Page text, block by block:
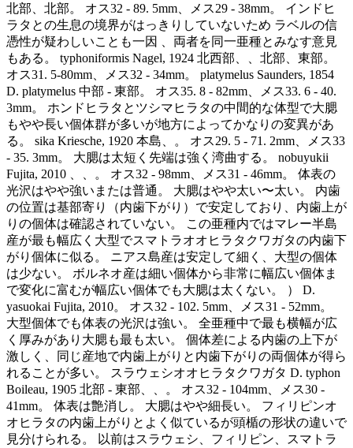
北部、北部。 オス32 - 89. 5mm、メス29 - 38mm。 インドヒ
ラタとの生息の境界がはっきりしていないため ラベルの信
憑性が疑わしいことも一因 、両者を同一亜種とみなす意見
もある。 typhoniformis Nagel, 1924 北西部、、北部、東部。
オス31. 5-80mm、メス32 - 34mm。 platymelus Saunders, 1854
D. platymelus 中部 - 東部。 オス35. 8 - 82mm、メス33. 6 - 40.
3mm。 ホンドヒラタとツシマヒラタの中間的な体型で大腮
もやや長い個体群が多いが地方によってかなりの変異があ
る。 sika Kriesche, 1920 本島、。 オス29. 5 - 71. 2mm、メス33
- 35. 3mm。 大腮は太短く先端は強く湾曲する。 nobuyukii
Fujita, 2010 、、。 オス32 - 98mm、メス31 - 46mm。 体表の
光沢はやや強いまたは普通。 大腮はやや太い〜太い。 内歯
の位置は基部寄り（内歯下がり）で安定しており、内歯上が
りの個体は確認されていない。 この亜種内ではマレー半島
産が最も幅広く大型でスマトラオオヒラタクワガタの内歯下
がり個体に似る。 ニアス島産は安定して細く、大型の個体
は少ない。 ボルネオ産は細い個体から非常に幅広い個体ま
で変化に富むが幅広い個体でも大腮は太くない。 ） D.
yasuokai Fujita, 2010。 オス32 - 102. 5mm、メス31 - 52mm。
大型個体でも体表の光沢は強い。 全亜種中で最も横幅が広
く厚みがあり大腮も最も太い。 個体差による内歯の上下が
激しく、同じ産地で内歯上がりと内歯下がりの両個体が得ら
れることが多い。 スラウェシオオヒラタクワガタ D. typhon
Boileau, 1905 北部 - 東部、、。 オス32 - 104mm、メス30 -
41mm。 体表は艶消し。 大腮はやや細長い。 フィリピンオ
オヒラタの内歯上がりとよく似ているが頭楯の形状の違いで
見分けられる。 以前はスラウェシ、フィリピン、スマトラ